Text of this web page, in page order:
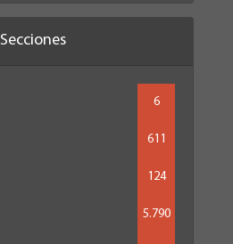
Secciones
6
611
124
5.790